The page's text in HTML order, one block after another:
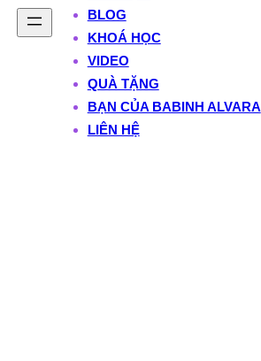
BLOG
KHOÁ HỌC
VIDEO
QUÀ TẶNG
BẠN CỦA BABINH ALVARA
LIÊN HỆ